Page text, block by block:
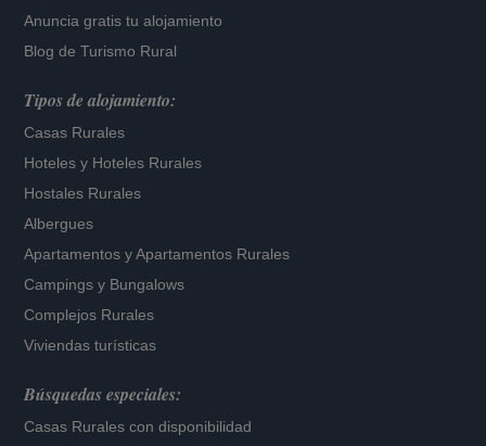
Anuncia gratis tu alojamiento
Blog de Turismo Rural
Tipos de alojamiento:
Casas Rurales
Hoteles y Hoteles Rurales
Hostales Rurales
Albergues
Apartamentos yApartamentos Rurales
Campings y Bungalows
Complejos Rurales
Viviendas turísticas
Búsquedas especiales:
Casas Rurales con disponibilidad